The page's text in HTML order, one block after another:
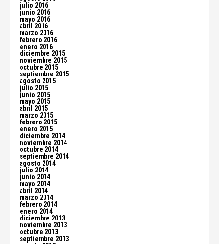
julio 2016
junio 2016
mayo 2016
abril 2016
marzo 2016
febrero 2016
enero 2016
diciembre 2015
noviembre 2015
octubre 2015
septiembre 2015
agosto 2015
julio 2015
junio 2015
mayo 2015
abril 2015
marzo 2015
febrero 2015
enero 2015
diciembre 2014
noviembre 2014
octubre 2014
septiembre 2014
agosto 2014
julio 2014
junio 2014
mayo 2014
abril 2014
marzo 2014
febrero 2014
enero 2014
diciembre 2013
noviembre 2013
octubre 2013
septiembre 2013